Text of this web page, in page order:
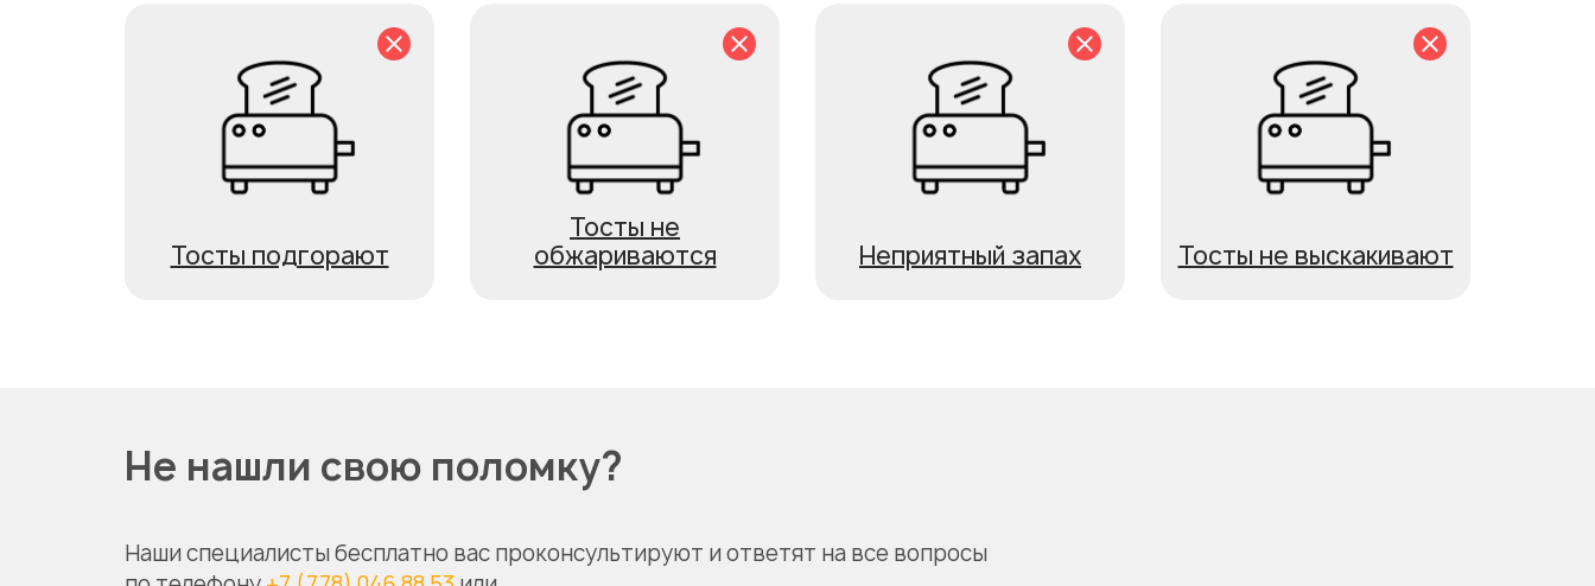
Тосты подгорают
Тосты не
обжариваются
Неприятный запах Тосты не выскакивают
Не нашли свою поломку?
Наши специалисты бесплатно вас проконсультируют и ответят на все вопросы